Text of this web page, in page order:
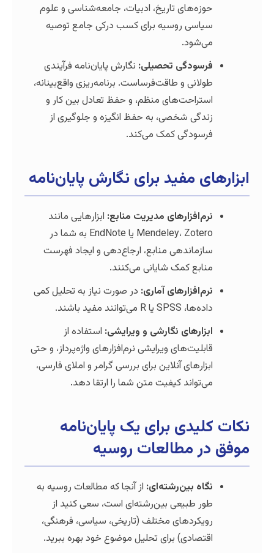
تاریخ، ادبیات، جامعه‌شناسی و علوم
روسیه برای کسب درکی جامع توصیه
تحصیلی:نگارش پایان‌نامه فرآیندی
و طاقت‌فرساست. برنامه‌ریزی واقع‌بینانه،
منظم، و حفظ تعادل بین کار و
شخصی، به حفظ انگیزه و جلوگیری از
کمک می‌کند.
مفید برای نگارش پایان‌نامه
مدیریت منابع:ابزارهایی مانند
Mendeley، Zotero یا EndNote به شما در
منابع، ارجاع‌دهی و ایجاد فهرست
کمک شایانی می‌کنند.
آماری:در صورت نیاز به تحلیل کمی
نگارشی و ویرایشی:استفاده از
ویرایشی نرم‌افزارهای واژه‌پرداز، و حتی
آنلاین برای بررسی گرامر و املای فارسی،
کیفیت متن شما را ارتقا دهد.
برای یک پایان‌نامه
مطالعات روسیه
بین‌رشته‌ای: از آنجا که مطالعات روسیه به
طبیعی بین‌رشته‌ای است، سعی کنید از
مختلف (تاریخی، سیاسی، فرهنگی،
برای تحلیل موضوع خود بهره ببرید.